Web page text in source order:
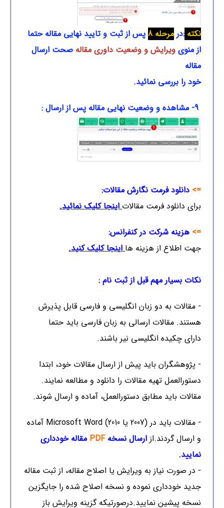
نکته :در مرحله 8 پس از ثبت و تایید نهایی مقاله حتما
از منوی ویرایش و وضعیت داوری مقاله صحت ارسال
مقاله
خود را بررسی نمائید.
=> دانلود فرمت نگارش مقالات:
برای دانلود فرمت مقالات اینجا کلیک نمائید.
=> هزینه شرکت در کنفرانس:
جهت اطلاع از هزینه ها اینجا کلیک کنید.
نکات بسیار مهم قبل از ثبت نام :
- مقالات به دو زبان انگلیسی و فارسی قابل پذیرش
هستند. مقالات ارسالی به زبان فارسی باید حتما
دارای چکیده انگلیسی نیر باشند.
- پژوهشگران باید پیش از ارسال مقالات خود، ابتدا
دستورالعمل تهیه مقالات را دانلود و مطالعه نمایند.
مقالات باید مطابق دستورالعمل، آماده و ارسال شوند.
- مقالات باید در (2007 یا 2010) Microsoft Word آماده
و ارسال گردند.از ارسال نسخهPDF مقاله خودداری
نمایید.
- در صورت نیاز به ویرایش یا اصلاح مقاله، از ثبت مقاله
جدید خودداری نموده و نسخه اصلاح شده را جایگزین
نسخه پیشین نمایید.درصورتیکه گزینه ویرایش باز